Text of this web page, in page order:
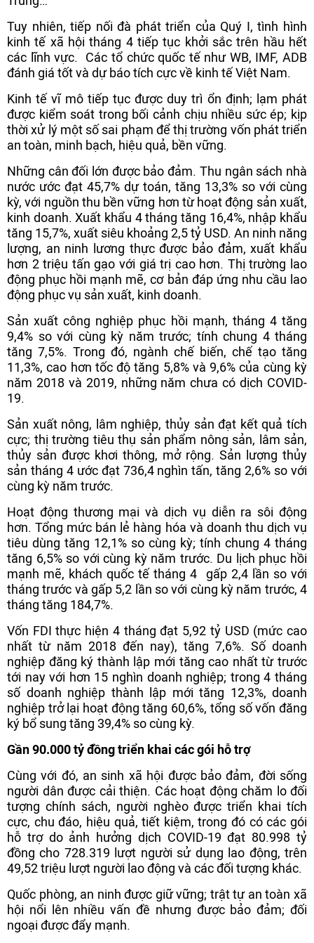
Tuy nhiên, tiếp nối đà phát triển của Quý I, tình hình
kinh tế xã hội tháng 4 tiếp tục khởi sắc trên hầu hết
các lĩnh vực. Các tổ chức quốc tế như WB, IMF, ADB
đánh giá tốt và dự báo tích cực về kinh tế Việt Nam.
Kinh tế vĩ mô tiếp tục được duy trì ổn định; lạm phát
được kiểm soát trong bối cảnh chịu nhiều sức ép; kịp
thời xử lý một số sai phạm để thị trường vốn phát triển
an toàn, minh bạch, hiệu quả, bền vững.
Những cân đối lớn được bảo đảm. Thu ngân sách nhà
nước ước đạt 45,7% dự toán, tăng 13,3% so với cùng
kỳ, với nguồn thu bền vững hơn từ hoạt động sản xuất,
kinh doanh. Xuất khẩu 4 tháng tăng 16,4%, nhập khẩu
tăng 15,7%, xuất siêu khoảng 2,5 tỷ USD. An ninh năng
lượng, an ninh lương thực được bảo đảm, xuất khẩu
hơn 2 triệu tấn gạo với giá trị cao hơn. Thị trường lao
động phục hồi mạnh mẽ, cơ bản đáp ứng nhu cầu lao
động phục vụ sản xuất, kinh doanh.
Sản xuất công nghiệp phục hồi mạnh, tháng 4 tăng
9,4% so với cùng kỳ năm trước; tính chung 4 tháng
tăng 7,5%. Trong đó, ngành chế biến, chế tạo tăng
11,3%, cao hơn tốc độ tăng 5,8% và 9,6% của cùng kỳ
năm 2018 và 2019, những năm chưa có dịch COVID-
19.
Sản xuất nông, lâm nghiệp, thủy sản đạt kết quả tích
cực; thị trường tiêu thụ sản phẩm nông sản, lâm sản,
thủy sản được khơi thông, mở rộng. Sản lượng thủy
sản tháng 4 ước đạt 736,4 nghìn tấn, tăng 2,6% so với
cùng kỳ năm trước.
Hoạt động thương mại và dịch vụ diễn ra sôi động
hơn. Tổng mức bán lẻ hàng hóa và doanh thu dịch vụ
tiêu dùng tăng 12,1% so cùng kỳ; tính chung 4 tháng
tăng 6,5% so với cùng kỳ năm trước. Du lịch phục hồi
mạnh mẽ, khách quốc tế tháng 4 gấp 2,4 lần so với
tháng trước và gấp 5,2 lần so với cùng kỳ năm trước, 4
tháng tăng 184,7%.
Vốn FDI thực hiện 4 tháng đạt 5,92 tỷ USD (mức cao
nhất từ năm 2018 đến nay), tăng 7,6%. Số doanh
nghiệp đăng ký thành lập mới tăng cao nhất từ trước
tới nay với hơn 15 nghìn doanh nghiệp; trong 4 tháng
số doanh nghiệp thành lập mới tăng 12,3%, doanh
nghiệp trở lại hoạt động tăng 60,6%, tổng số vốn đăng
ký bổ sung tăng 39,4% so cùng kỳ.
Gần 90.000 tỷ đồng triển khai các gói hỗ trợ
Cùng với đó, an sinh xã hội được bảo đảm, đời sống
người dân được cải thiện. Các hoạt động chăm lo đối
tượng chính sách, người nghèo được triển khai tích
cực, chu đáo, hiệu quả, tiết kiệm, trong đó có các gói
hỗ trợ do ảnh hưởng dịch COVID-19 đạt 80.998 tỷ
đồng cho 728.319 lượt người sử dụng lao động, trên
49,52 triệu lượt người lao động và các đối tượng khác.
Quốc phòng, an ninh được giữ vững; trật tự an toàn xã
hội nổi lên nhiều vấn đề nhưng được bảo đảm; đối
ngoại được đẩy mạnh.